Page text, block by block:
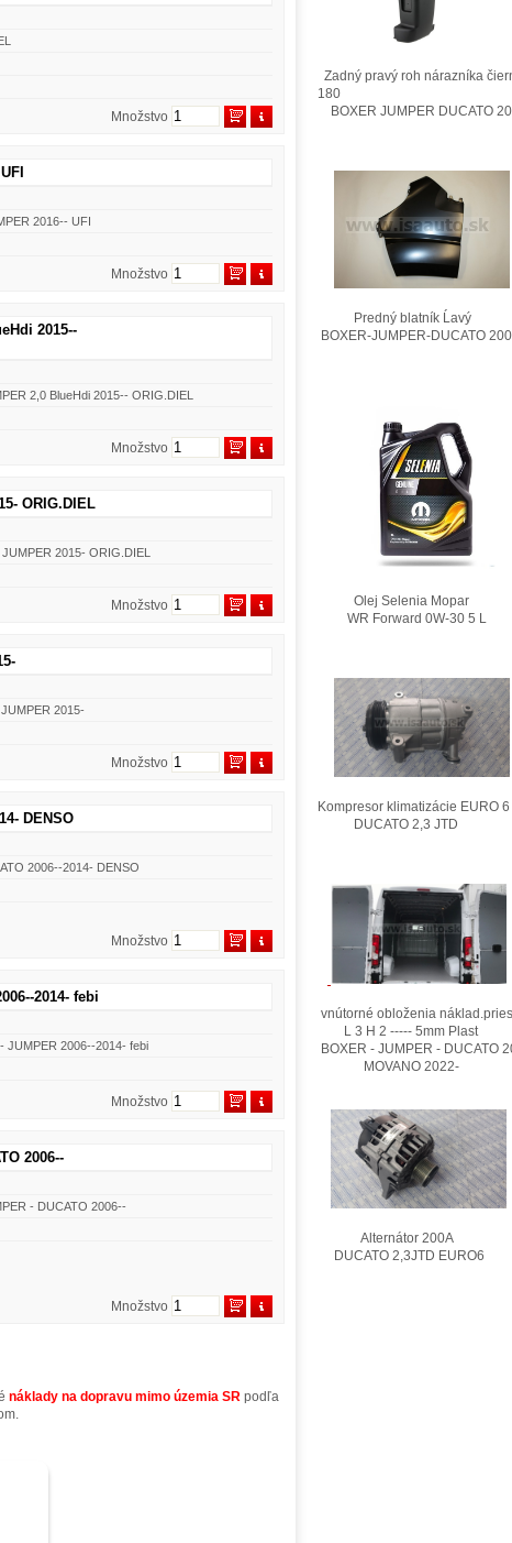
Množstvo
2016-- UFI
Množstvo
2015--
2,0 BlueHdi 2015-- ORIG.DIEL
Množstvo
ORIG.DIEL
2015- ORIG.DIEL
Množstvo
2015-
Množstvo
DENSO
2006--2014- DENSO
Množstvo
2014- febi
JUMPER 2006--2014- febi
Množstvo
2006--
- DUCATO 2006--
Množstvo
náklady na dopravu mimo územia SR podľa
Zadný pravý roh nárazníka
180
BOXER JUMPER DUCATO
Predný blatník Ĺavý
BOXER-JUMPER-DUCATO
Olej Selenia Mopar
WR Forward 0W-30 5 L
Kompresor klimatizácie EURO 6
DUCATO 2,3 JTD
vnútorné obloženia
L 3 H 2 ----- 5mm Plast
BOXER - JUMPER - DUCATO
MOVANO 2022-
Alternátor 200A
DUCATO 2,3JTD EURO6